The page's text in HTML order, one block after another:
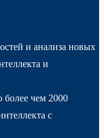
и анализа новых
и
чем 2000
с